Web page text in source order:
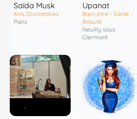
Saïda Musk
Arts Divinatoires
Paris
Upanat
Bien-être - Santé -
Beauté
Neuilly sous
Clermont